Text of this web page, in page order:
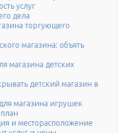
услуг
дела
торгующего
магазина: объять
магазина детских
детский магазин в
магазина игрушек
и месторасположение